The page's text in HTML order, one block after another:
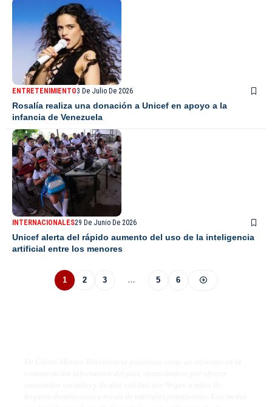
ENTRETENIMIENTO3 De Julio De 2026
Rosalía realiza una donación a Unicef en apoyo a la
infancia de Venezuela
INTERNACIONALES29 De Junio De 2026
Unicef alerta del rápido aumento del uso de la inteligencia
artificial entre los menores
1 2 3 … 5 6